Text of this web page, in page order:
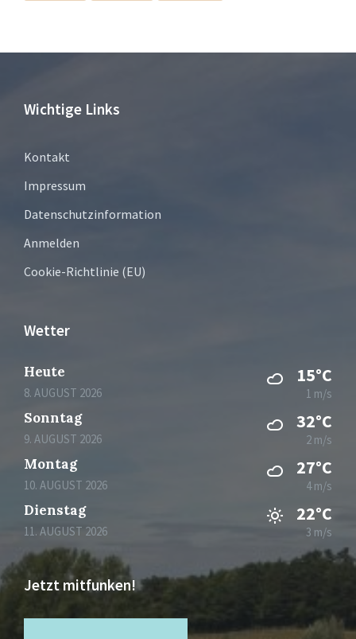
Wichtige Links
Kontakt
Impressum
Datenschutzinformation
Anmelden
Cookie-Richtlinie (EU)
Wetter
Heute
8. AUGUST 2026
15°C
1 m/s
Sonntag
9. AUGUST 2026
32°C
2 m/s
Montag
10. AUGUST 2026
27°C
4 m/s
Dienstag
11. AUGUST 2026
22°C
3 m/s
Jetzt mitfunken!